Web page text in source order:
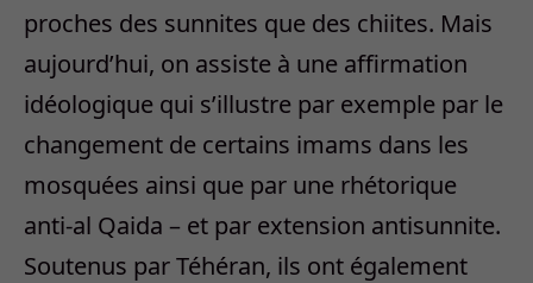
proches des sunnites que des chiites. Mais
aujourd’hui, on assiste à une affirmation
idéologique qui s’illustre par exemple par le
changement de certains imams dans les
mosquées ainsi que par une rhétorique
anti-al Qaida – et par extension antisunnite.
Soutenus par Téhéran, ils ont également